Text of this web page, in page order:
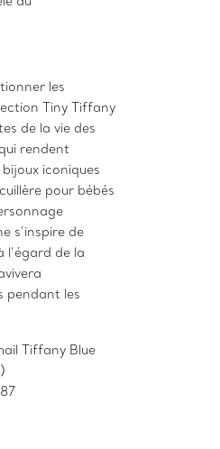
les
Tiny Tiffany
de la vie des
rendent
iconiques
pour bébés
s’inspire de
l’égard de la
pendant les
Tiffany Blue